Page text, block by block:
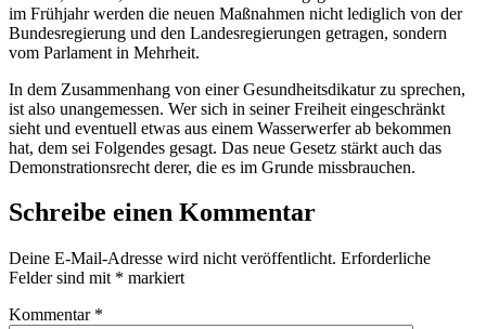
im Frühjahr werden die neuen Maßnahmen nicht lediglich von der
Bundesregierung und den Landesregierungen getragen, sondern
vom Parlament in Mehrheit.
In dem Zusammenhang von einer Gesundheitsdikatur zu sprechen,
ist also unangemessen. Wer sich in seiner Freiheit eingeschränkt
sieht und eventuell etwas aus einem Wasserwerfer ab bekommen
hat, dem sei Folgendes gesagt. Das neue Gesetz stärkt auch das
Demonstrationsrecht derer, die es im Grunde missbrauchen.
Schreibe einen Kommentar
Deine E-Mail-Adresse wird nicht veröffentlicht. Erforderliche
Felder sind mit * markiert
Kommentar *